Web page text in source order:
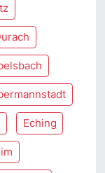
Eching